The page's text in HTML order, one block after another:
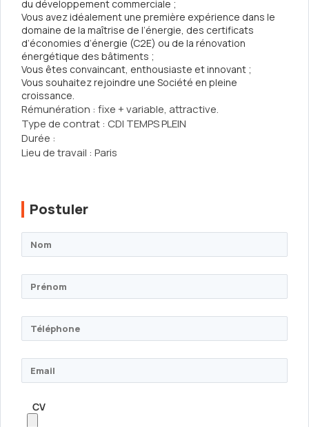
du développement commerciale ;
Vous avez idéalement une première expérience dans le
domaine de la maîtrise de l’énergie, des certificats
d’économies d’énergie (C2E) ou de la rénovation
énergétique des bâtiments ;
Vous êtes convaincant, enthousiaste et innovant ;
Vous souhaitez rejoindre une Société en pleine
croissance.
Rémunération : fixe + variable, attractive.
Type de contrat : CDI TEMPS PLEIN
Durée :
Lieu de travail : Paris
Postuler
CV